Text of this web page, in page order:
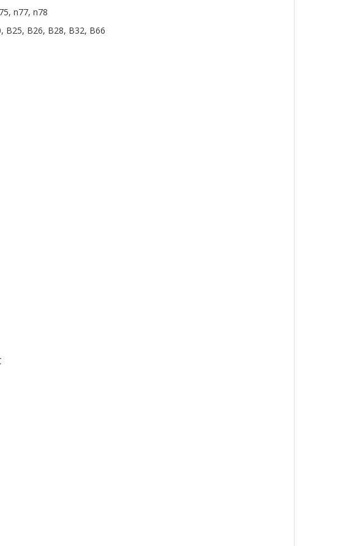
n77, n78
B25, B26, B28, B32, B66